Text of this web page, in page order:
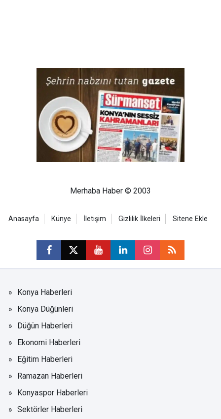
Merhaba Haber © 2003
Anasayfa Künye İletişim Gizlilik İlkeleri Sitene Ekle
Konya Haberleri
Konya Düğünleri
Düğün Haberleri
Ekonomi Haberleri
Eğitim Haberleri
Ramazan Haberleri
Konyaspor Haberleri
Sektörler Haberleri